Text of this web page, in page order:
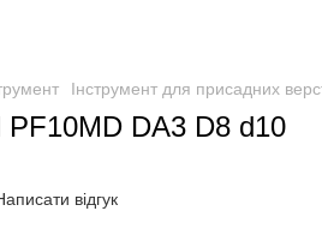
Інструмент для присадних
DA3 D8 d10
відгук